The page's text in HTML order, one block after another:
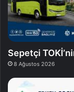
Sepetçi
8 Ağustos 2026